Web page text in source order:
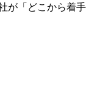
が「どこから着手